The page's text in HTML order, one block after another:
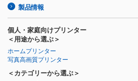
製品情報
個人・家庭向けプリンター
＜用途から選ぶ＞
ホームプリンター
写真高画質プリンター
＜カテゴリーから選ぶ＞